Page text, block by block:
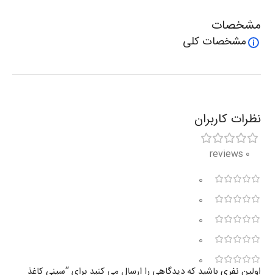
مشخصات
مشخصات کلی
نظرات کاربران
0 reviews
0
0
0
0
0
اولین نفری باشید که دیدگاهی را ارسال می کنید برای “سینی کاغذ